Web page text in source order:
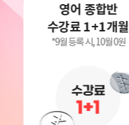
영어 종합반
수강료 1+1개월
*9월 등록 시, 10월 0원